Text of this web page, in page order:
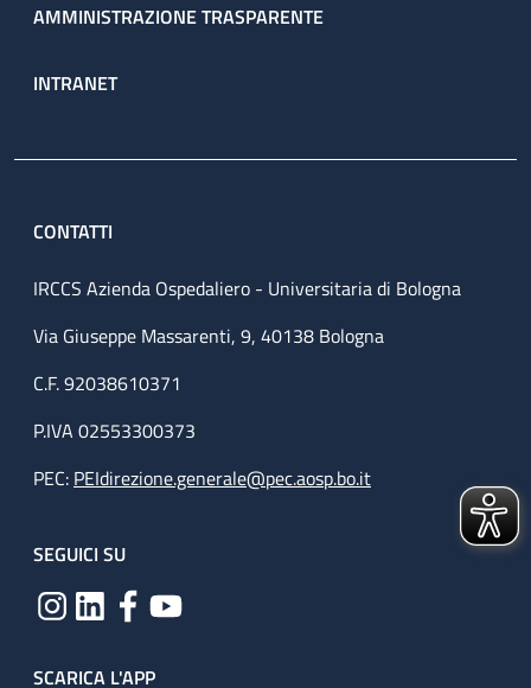
AMMINISTRAZIONE TRASPARENTE
INTRANET
CONTATTI
IRCCS Azienda Ospedaliero - Universitaria di Bologna
Via Giuseppe Massarenti, 9, 40138 Bologna
C.F. 92038610371
P.IVA 02553300373
PEC: PEIdirezione.generale@pec.aosp.bo.it
SEGUICI SU
SCARICA L'APP